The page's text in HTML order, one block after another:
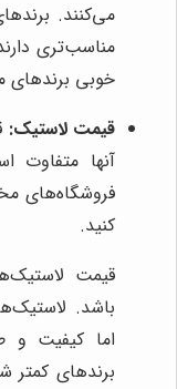
می‌کنند.
مناسب‌تری
خوبی برندهای
قیمت لاستیک:
آنها متفاوت
فروشگاه‌های
کنید.
قیمت
باشد.
اما کیفیت و
برندهای کمتر